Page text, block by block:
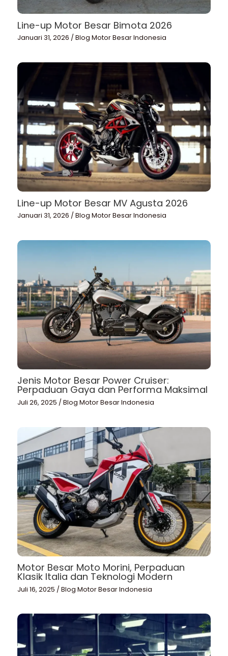
Line-up Motor Besar Bimota 2026
Januari 31, 2026 /Blog Motor Besar Indonesia
Line-up Motor Besar MV Agusta 2026
Januari 31, 2026 /Blog Motor Besar Indonesia
Jenis Motor Besar Power Cruiser:
Perpaduan Gaya dan Performa Maksimal
Juli 26, 2025 /Blog Motor Besar Indonesia
Motor Besar Moto Morini, Perpaduan
Klasik Italia dan Teknologi Modern
Juli 16, 2025 /Blog Motor Besar Indonesia